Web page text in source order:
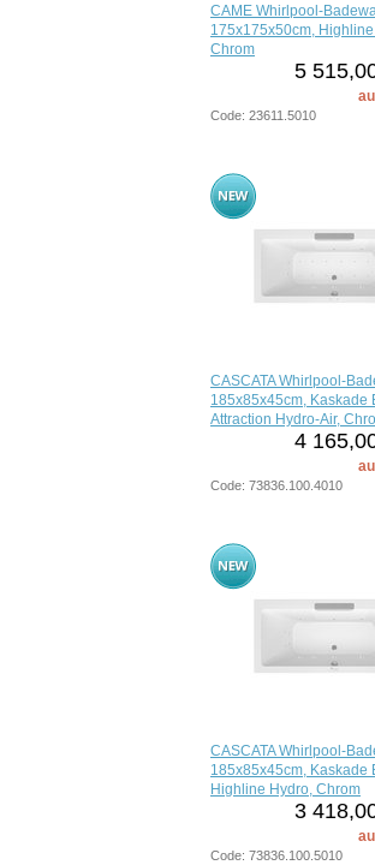
CAME Whirlpool-
175x175x50cm,
Chrom
5
Code: 23611.5010
CASCATA Whirlpool-
185x85x45cm, Kaskade
Attraction Hydro-Air,
4
Code: 73836.100.4010
CASCATA Whirlpool-
185x85x45cm, Kaskade
Highline Hydro, Chrom
3
Code: 73836.100.5010